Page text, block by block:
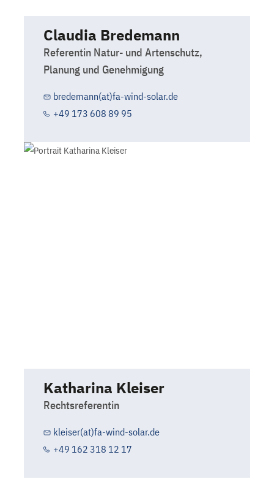
Claudia Bredemann
Referentin Natur- und Artenschutz,
Planung und Genehmigung
bredemann(at)fa-wind-solar.de
+49 173 608 89 95
Katharina Kleiser
Rechtsreferentin
kleiser(at)fa-wind-solar.de
+49 162 318 12 17